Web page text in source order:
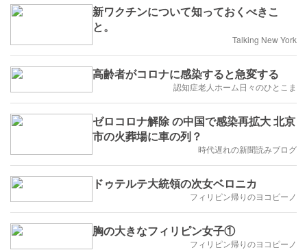
新ワクチンについて知っておくべきこ
と。
Talking New York
高齢者がコロナに感染すると急変する
認知症老人ホーム日々のひとこま
ゼロコロナ解除 の中国で感染再拡大 北京
市の火葬場に車の列？
時代遅れの新聞読みブログ
ドゥテルテ大統領の次女ベロニカ
フィリピン帰りのヨコピーノ
胸の大きなフィリピン女子①
フィリピン帰りのヨコピーノ